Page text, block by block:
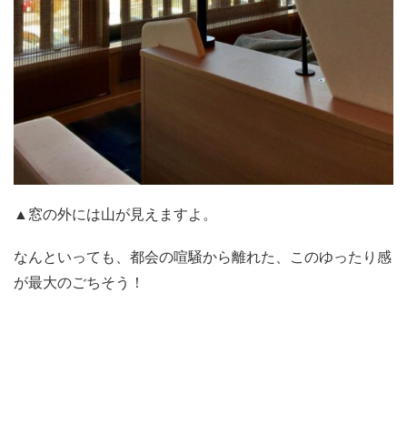
▲窓の外には山が見えますよ。
なんといっても、都会の喧騒から離れた、このゆったり感
が最大のごちそう！